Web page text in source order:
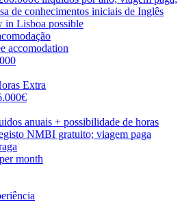
de conhecimentos iniciais de Inglês
in Lisboa possible
accomodation
Extra
anuais + possibilidade de horas
NMBI gratuito; viagem paga
month